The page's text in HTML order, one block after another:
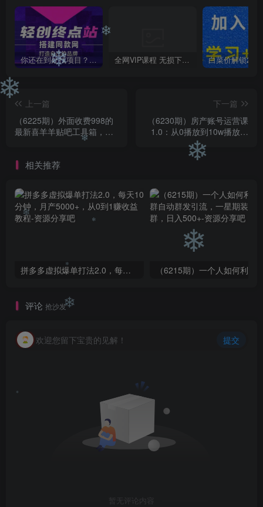
你还在到处找项目？还在当韭菜？我靠卖项目一个月收入5万+，曾经我也是个失败者。 全网VIP课程 无损下载~
上一篇
（6225期）外面收费998的
最新喜羊羊贴吧工具箱，号
称日发十万条【软件+详细教
下一篇
（6230期）房产账号运营课
1.0：从0播放到10w播放，
教你做垂直账号，陪你做房
相关推荐
拼多多虚拟爆单打法2.0，每天10分钟，月产5000+，从0到1赚收益教程
评论 抢沙发
欢迎您留下宝贵的见解！ 提交
暂无评论内容
❄
❄
❄
❄